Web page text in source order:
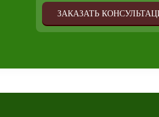
ЗАКАЗАТЬ